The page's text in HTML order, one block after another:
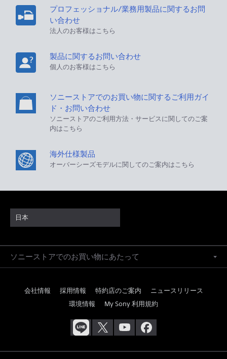
プロフェッショナル/業務用製品に関するお問
い合わせ
法人のお客様はこちら
製品に関するお問い合わせ
個人のお客様はこちら
ソニーストアでのお買い物に関するご利用ガイ
ド・お問い合わせ
ソニーストアのご利用方法・サービスに関してのご案
内はこちら
海外仕様製品
オーバーシーズモデルに関してのご案内はこちら
日本
ソニーストアでのお買い物にあたって
会社情報 採用情報 特約店のご案内
ニュースリリース
環境情報
My Sony 利用規約